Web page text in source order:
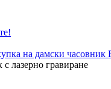
на дамски часовник
лазерно гравиране